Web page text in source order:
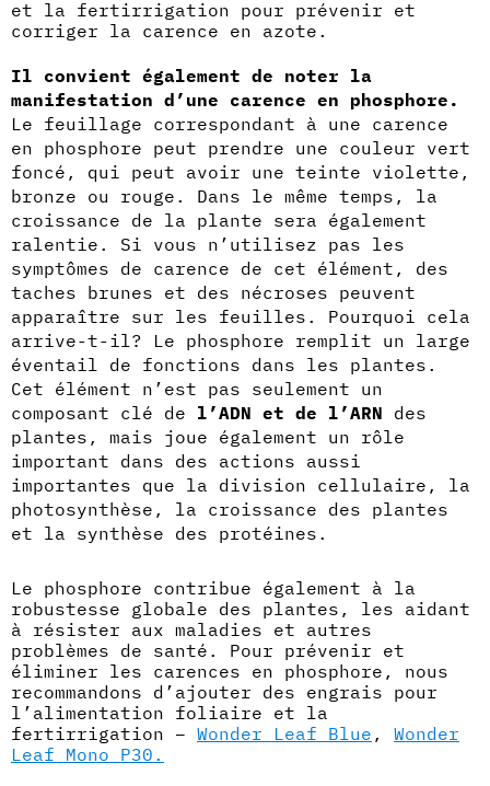
et la fertirrigation pour prévenir et
corriger la carence en azote.
Il convient également de noter la
manifestation d’une carence en phosphore.
Le feuillage correspondant à une carence
en phosphore peut prendre une couleur vert
foncé, qui peut avoir une teinte violette,
bronze ou rouge. Dans le même temps, la
croissance de la plante sera également
ralentie. Si vous n’utilisez pas les
symptômes de carence de cet élément, des
taches brunes et des nécroses peuvent
apparaître sur les feuilles. Pourquoi cela
arrive-t-il? Le phosphore remplit un large
éventail de fonctions dans les plantes.
Cet élément n’est pas seulement un
composant clé de l’ADN et de l’ARN des
plantes, mais joue également un rôle
important dans des actions aussi
importantes que la division cellulaire, la
photosynthèse, la croissance des plantes
et la synthèse des protéines.
Le phosphore contribue également à la
robustesse globale des plantes, les aidant
à résister aux maladies et autres
problèmes de santé. Pour prévenir et
éliminer les carences en phosphore, nous
recommandons d’ajouter des engrais pour
l’alimentation foliaire et la
fertirrigation – Wonder Leaf Blue , Wonder
Leaf Mono P30.